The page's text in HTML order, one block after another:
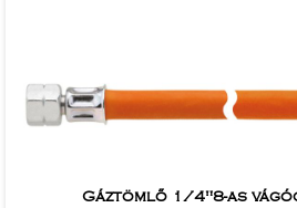
Gáztömlő 1/4"8-as